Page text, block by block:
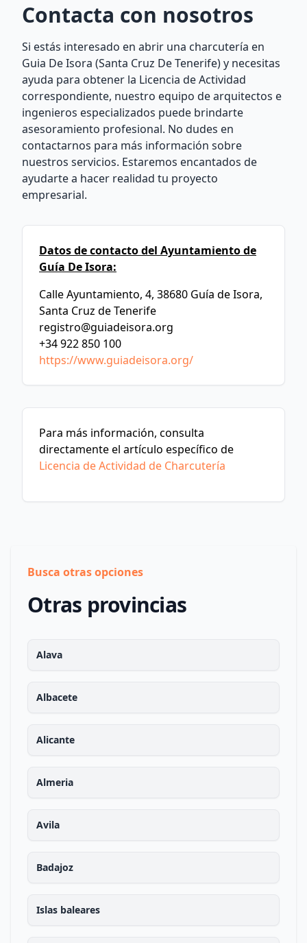
Contacta con nosotros
Si estás interesado en abrir una charcutería en
Guia De Isora (Santa Cruz De Tenerife) y necesitas
ayuda para obtener la Licencia de Actividad
correspondiente, nuestro equipo de arquitectos e
ingenieros especializados puede brindarte
asesoramiento profesional. No dudes en
contactarnos para más información sobre
nuestros servicios. Estaremos encantados de
ayudarte a hacer realidad tu proyecto
empresarial.
Datos de contacto del Ayuntamiento de
Guía De Isora:
Calle Ayuntamiento, 4, 38680 Guía de Isora,
Santa Cruz de Tenerife
registro@guiadeisora.org
+34 922 850 100
https://www.guiadeisora.org/
Para más información, consulta
directamente el artículo específico de
Licencia de Actividad de Charcutería
Busca otras opciones
Otras provincias
Alava
Albacete
Alicante
Almeria
Avila
Badajoz
Islas baleares